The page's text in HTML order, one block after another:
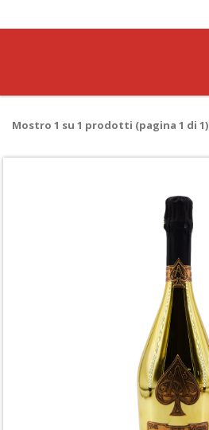
Mostro 1 su 1 prodotti (pagina 1 di 1)